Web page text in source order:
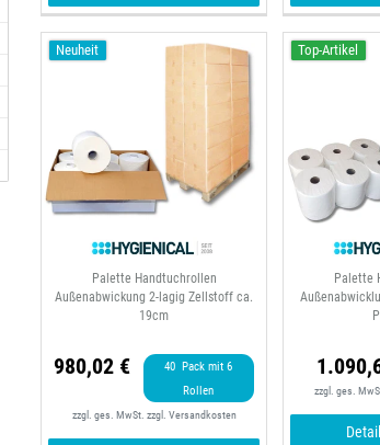
Neuheit
Palette Handtuchrollen
Außenabwickung 2-lagig Zellstoff ca.
19cm
980,02 € 40 Pack mit 6
Rollen
zzgl. ges. MwSt. zzgl. Versandkosten
Top-Artikel
Palette
zzgl. ges.